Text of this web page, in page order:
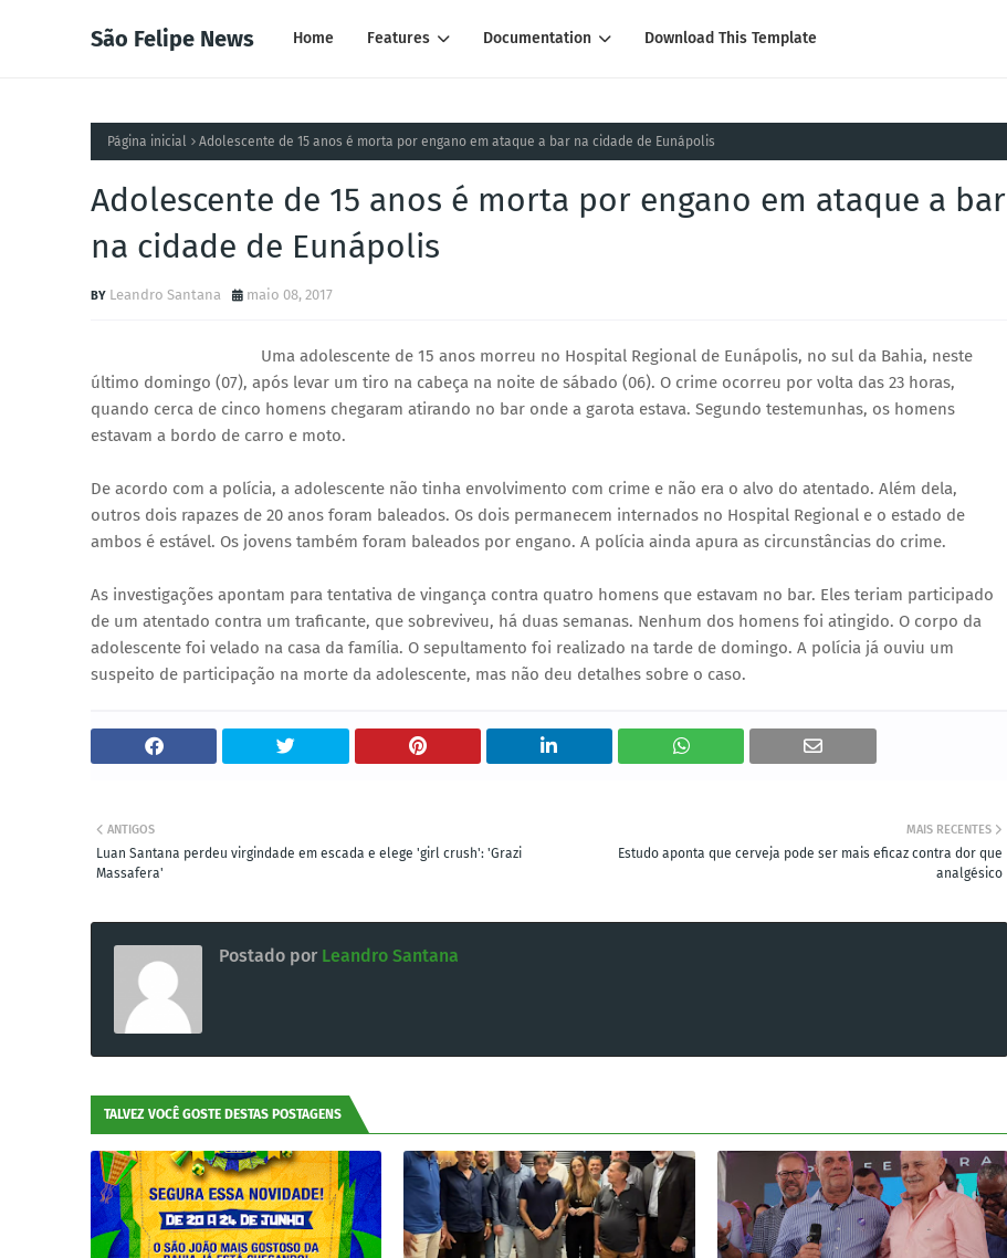
São Felipe News Home Features Documentation Download This Template
Página inicial Adolescente de 15 anos é morta por engano em ataque a bar na cidade de Eunápolis
Adolescente de 15 anos é morta por engano em ataque a bar
na cidade de Eunápolis
Leandro Santana maio 08, 2017
Uma adolescente de 15 anos morreu no Hospital Regional de Eunápolis, no sul da Bahia, neste
último domingo (07), após levar um tiro na cabeça na noite de sábado (06). O crime ocorreu por volta das 23 horas,
quando cerca de cinco homens chegaram atirando no bar onde a garota estava. Segundo testemunhas, os homens
estavam a bordo de carro e moto.
De acordo com a polícia, a adolescente não tinha envolvimento com crime e não era o alvo do atentado. Além dela,
outros dois rapazes de 20 anos foram baleados. Os dois permanecem internados no Hospital Regional e o estado de
ambos é estável. Os jovens também foram baleados por engano. A polícia ainda apura as circunstâncias do crime.
As investigações apontam para tentativa de vingança contra quatro homens que estavam no bar. Eles teriam participado
de um atentado contra um traficante, que sobreviveu, há duas semanas. Nenhum dos homens foi atingido. O corpo da
adolescente foi velado na casa da família. O sepultamento foi realizado na tarde de domingo. A polícia já ouviu um
suspeito de participação na morte da adolescente, mas não deu detalhes sobre o caso.
MAIS RECENTES
Estudo aponta que cerveja pode ser mais eficaz contra dor que
analgésico
ANTIGOS
Luan Santana perdeu virgindade em escada e elege 'girl crush': 'Grazi
Massafera'
Postado por Leandro Santana
TALVEZ VOCÊ GOSTE DESTAS POSTAGENS